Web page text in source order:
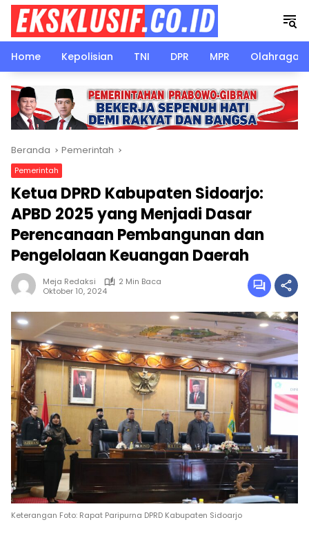
Langsung
konten
Home
Kepolisian TNI DPR MPR Olahraga
Beranda Pemerintah
Pemerintah
Ketua DPRD Kabupaten Sidoarjo:
APBD 2025 yang Menjadi Dasar
Perencanaan Pembangunan dan
Pengelolaan Keuangan Daerah
Meja Redaksi
2 Min Baca
Oktober 10, 2024
Keterangan Foto: Rapat Paripurna DPRD Kabupaten Sidoarjo